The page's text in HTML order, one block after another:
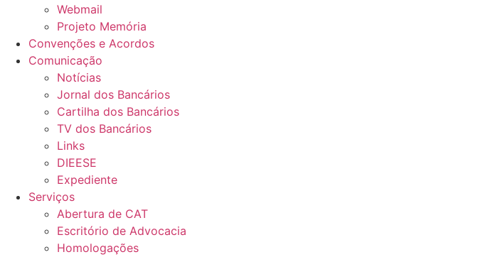
Webmail
Projeto Memória
Convenções e Acordos
Comunicação
Notícias
Jornal dos Bancários
Cartilha dos Bancários
TV dos Bancários
Links
DIEESE
Expediente
Serviços
Abertura de CAT
Escritório de Advocacia
Homologações